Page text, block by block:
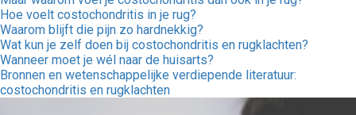
Hoe voelt costochondritis in je rug?
Waarom blijft die pijn zo hardnekkig?
Wat kun je zelf doen bij costochondritis en rugklachten?
Wanneer moet je wél naar de huisarts?
Bronnen en wetenschappelijke verdiepende literatuur:
costochondritis en rugklachten